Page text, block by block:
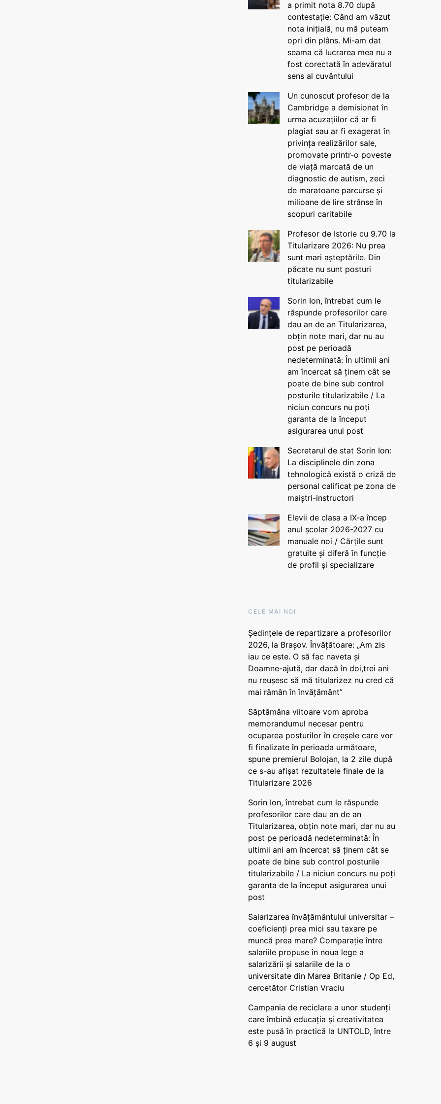
a primit nota 8.70 după
contestație: Când am văzut
nota inițială, nu mă puteam
opri din plâns. Mi-am dat
seama că lucrarea mea nu a
fost corectată în adevăratul
sens al cuvântului
Un cunoscut profesor de la
Cambridge a demisionat în
urma acuzațiilor că ar fi
plagiat sau ar fi exagerat în
privința realizărilor sale,
promovate printr-o poveste
de viață marcată de un
diagnostic de autism, zeci
de maratoane parcurse și
milioane de lire strânse în
scopuri caritabile
Profesor de Istorie cu 9.70 la
Titularizare 2026: Nu prea
sunt mari așteptările. Din
păcate nu sunt posturi
titularizabile
Sorin Ion, întrebat cum le
răspunde profesorilor care
dau an de an Titularizarea,
obțin note mari, dar nu au
post pe perioadă
nedeterminată: În ultimii ani
am încercat să ținem cât se
poate de bine sub control
posturile titularizabile / La
niciun concurs nu poți
garanta de la început
asigurarea unui post
Secretarul de stat Sorin Ion:
La disciplinele din zona
tehnologică există o criză de
personal calificat pe zona de
maiștri-instructori
Elevii de clasa a IX-a încep
anul școlar 2026-2027 cu
manuale noi / Cărțile sunt
gratuite și diferă în funcție
de profil și specializare
CELE MAI NOI
Ședințele de repartizare a profesorilor
2026, la Brașov. Învățătoare: „Am zis
iau ce este. O să fac naveta și
Doamne-ajută, dar dacă în doi,trei ani
nu reușesc să mă titularizez nu cred că
mai rămân în învățământ”
Săptămâna viitoare vom aproba
memorandumul necesar pentru
ocuparea posturilor în creșele care vor
fi finalizate în perioada următoare,
spune premierul Bolojan, la 2 zile după
ce s-au afișat rezultatele finale de la
Titularizare 2026
Sorin Ion, întrebat cum le răspunde
profesorilor care dau an de an
Titularizarea, obțin note mari, dar nu au
post pe perioadă nedeterminată: În
ultimii ani am încercat să ținem cât se
poate de bine sub control posturile
titularizabile / La niciun concurs nu poți
garanta de la început asigurarea unui
post
Salarizarea învățământului universitar –
coeficienți prea mici sau taxare pe
muncă prea mare? Comparație între
salariile propuse în noua lege a
salarizării și salariile de la o
universitate din Marea Britanie / Op Ed,
cercetător Cristian Vraciu
Campania de reciclare a unor studenți
care îmbină educația și creativitatea
este pusă în practică la UNTOLD, între
6 și 9 august